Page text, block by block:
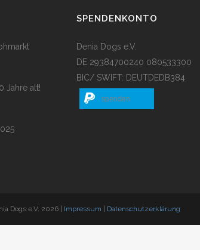
Jahre alt!
SPENDENKONTO
Denia Dogs e.V.
DE 29384700240 080533300
BIC/ SWIFT: DEUTDEDB384
spenden
Dogs e.V. 2026 | Impressum Datenschutzerklärung